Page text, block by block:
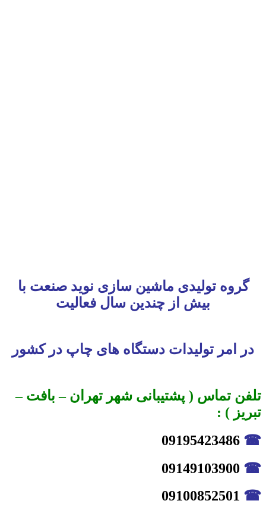
گروه تولیدی ماشین سازی نوید صنعت با
بیش از چندین سال فعالیت
در امر تولیدات دستگاه های چاپ در کشور
تلفن تماس ( پشتیبانی شهر تهران – بافت –
تبریز ) :
☎
☎
☎